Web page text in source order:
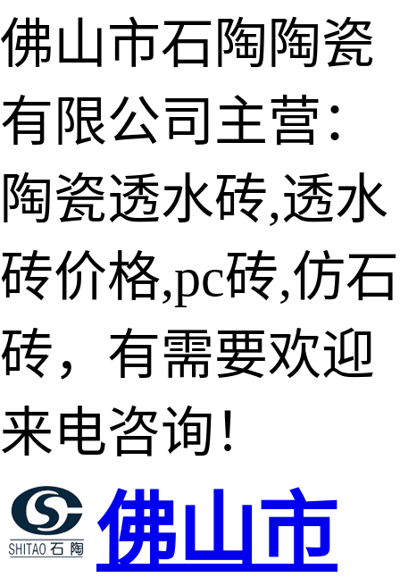
佛山市石陶陶瓷
有限公司主营：
陶瓷透水砖,透水
砖价格,pc砖,仿石
砖，有需要欢迎
来电咨询！
佛山市
陶瓷透水砖
生态仿石砖
仿石透水砖
承重仿石砖
细面透水砖